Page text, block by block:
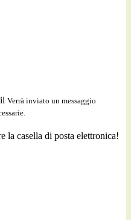
Verrà inviato un messaggio
la casella di posta elettronica!